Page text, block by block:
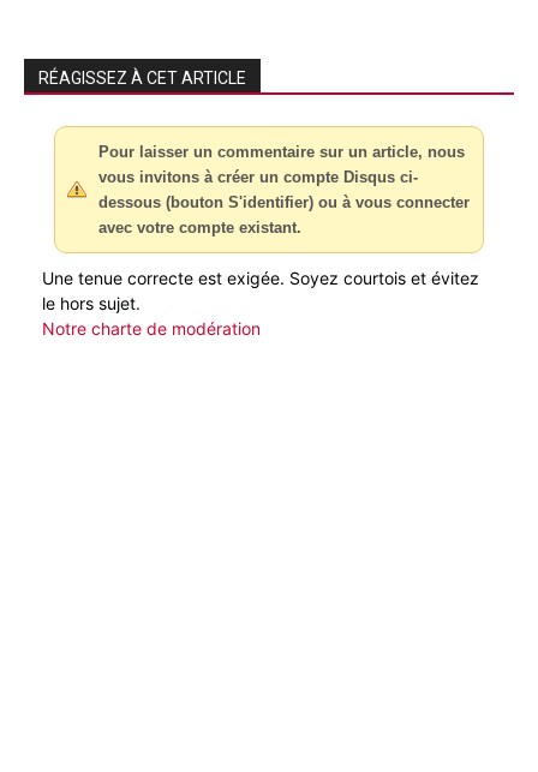
RÉAGISSEZ À CET ARTICLE
Pour laisser un commentaire sur un article, nous
vous invitons à créer un compte Disqus ci-
dessous (bouton S'identifier) ou à vous connecter
avec votre compte existant.
Une tenue correcte est exigée. Soyez courtois et évitez
le hors sujet.
Notre charte de modération